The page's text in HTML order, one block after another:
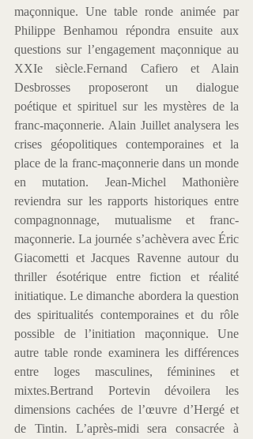
maçonnique. Une table ronde animée par
Philippe Benhamou répondra ensuite aux
questions sur l’engagement maçonnique au
XXIe siècle.Fernand Cafiero et Alain
Desbrosses proposeront un dialogue
poétique et spirituel sur les mystères de la
franc-maçonnerie. Alain Juillet analysera les
crises géopolitiques contemporaines et la
place de la franc-maçonnerie dans un monde
en mutation. Jean-Michel Mathonière
reviendra sur les rapports historiques entre
compagnonnage, mutualisme et franc-
maçonnerie. La journée s’achèvera avec Éric
Giacometti et Jacques Ravenne autour du
thriller ésotérique entre fiction et réalité
initiatique. Le dimanche abordera la question
des spiritualités contemporaines et du rôle
possible de l’initiation maçonnique. Une
autre table ronde examinera les différences
entre loges masculines, féminines et
mixtes.Bertrand Portevin dévoilera les
dimensions cachées de l’œuvre d’Hergé et
de Tintin. L’après-midi sera consacrée à